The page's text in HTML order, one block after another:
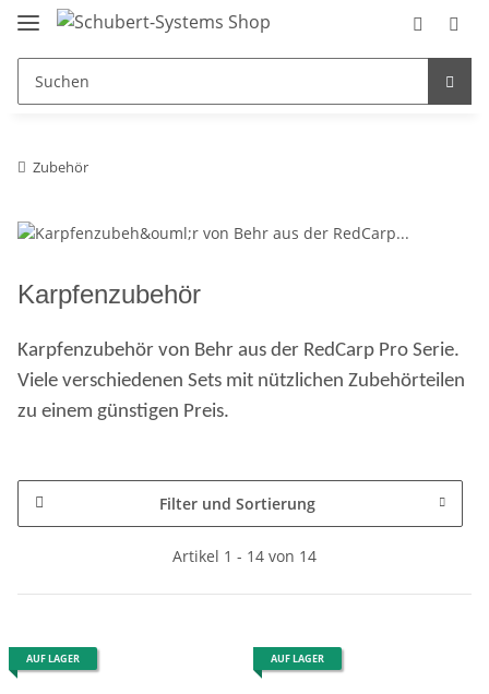
Zubehör
Karpfenzubehör
Karpfenzubehör von Behr aus der RedCarp Pro Serie.
Viele verschiedenen Sets mit nützlichen Zubehörteilen
zu einem günstigen Preis.
Filter und Sortierung
Artikel 1 - 14 von 14
AUF LAGER AUF LAGER